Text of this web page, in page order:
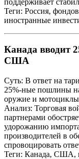
поддерживает
Теги: Россия,
иностранные
Канада вводит
США
Суть: В ответ на
25%-ные пошлины
оружие и
Анализ: Торговая
партнерами
удорожанию
производителей в
спровоцировать
Теги: Канада, США,